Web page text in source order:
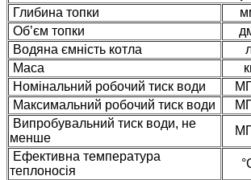
Глибина топки
Об’єм топки
Водяна ємність котла
Маса
Номінальний робочий тиск води
Максимальний робочий тиск води
Випробувальний тиск води, не
менше
Ефективна температура
теплоносія